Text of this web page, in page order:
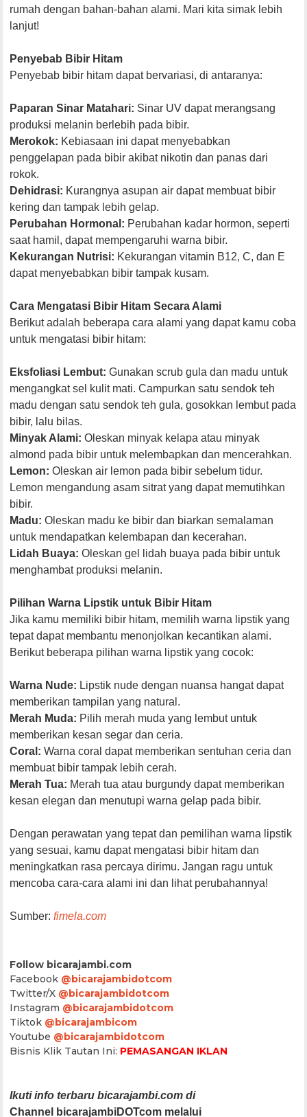
rumah dengan bahan-bahan alami. Mari kita simak lebih
lanjut!
Penyebab Bibir Hitam
Penyebab bibir hitam dapat bervariasi, di antaranya:
Paparan Sinar Matahari: Sinar UV dapat merangsang
produksi melanin berlebih pada bibir.
Merokok: Kebiasaan ini dapat menyebabkan
penggelapan pada bibir akibat nikotin dan panas dari
rokok.
Dehidrasi: Kurangnya asupan air dapat membuat bibir
kering dan tampak lebih gelap.
Perubahan Hormonal: Perubahan kadar hormon, seperti
saat hamil, dapat mempengaruhi warna bibir.
Kekurangan Nutrisi: Kekurangan vitamin B12, C, dan E
dapat menyebabkan bibir tampak kusam.
Cara Mengatasi Bibir Hitam Secara Alami
Berikut adalah beberapa cara alami yang dapat kamu coba
untuk mengatasi bibir hitam:
Eksfoliasi Lembut:Gunakan scrub gula dan madu untuk
mengangkat sel kulit mati. Campurkan satu sendok teh
madu dengan satu sendok teh gula, gosokkan lembut pada
bibir, lalu bilas.
Minyak Alami: Oleskan minyak kelapa atau minyak
almond pada bibir untuk melembapkan dan mencerahkan.
Lemon:Oleskan air lemon pada bibir sebelum tidur.
Lemon mengandung asam sitrat yang dapat memutihkan
bibir.
Madu:Oleskan madu ke bibir dan biarkan semalaman
untuk mendapatkan kelembapan dan kecerahan.
Lidah Buaya:Oleskan gel lidah buaya pada bibir untuk
menghambat produksi melanin.
Pilihan Warna Lipstik untuk Bibir Hitam
Jika kamu memiliki bibir hitam, memilih warna lipstik yang
tepat dapat membantu menonjolkan kecantikan alami.
Berikut beberapa pilihan warna lipstik yang cocok:
Warna Nude: Lipstik nude dengan nuansa hangat dapat
memberikan tampilan yang natural.
Merah Muda: Pilih merah muda yang lembut untuk
memberikan kesan segar dan ceria.
Coral:Warna coral dapat memberikan sentuhan ceria dan
membuat bibir tampak lebih cerah.
Merah Tua: Merah tua atau burgundy dapat memberikan
kesan elegan dan menutupi warna gelap pada bibir.
Dengan perawatan yang tepat dan pemilihan warna lipstik
yang sesuai, kamu dapat mengatasi bibir hitam dan
meningkatkan rasa percaya dirimu. Jangan ragu untuk
mencoba cara-cara alami ini dan lihat perubahannya!
Sumber:fimela.com
Follow bicarajambi.com
Facebook @bicarajambidotcom
Twitter/X @bicarajambidotcom
Instagram @bicarajambidotcom
Tiktok @bicarajambicom
Youtube @bicarajambidotcom
Bisnis Klik Tautan Ini: PEMASANGAN IKLAN
Ikuti info terbaru bicarajambi.com di
Channel bicarajambiDOTcom melalui